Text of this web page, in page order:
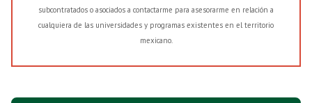
subcontratados o asociados a contactarme para asesorarme en relación a
cualquiera de las universidades y programas existentes en el territorio
mexicano.